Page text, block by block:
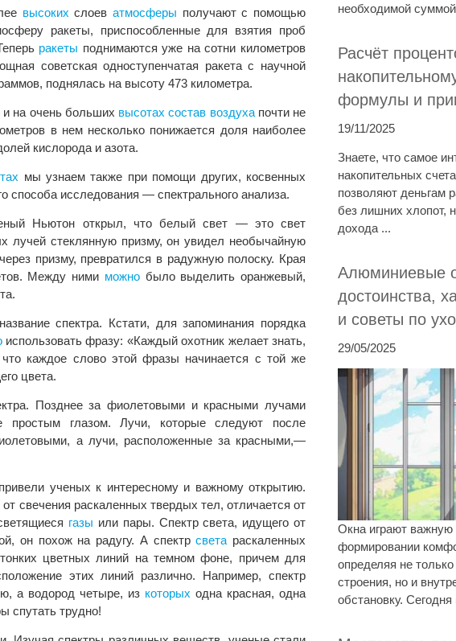
высоких слоев атмосферы получают с помощью
ракеты, приспособленные для взятия проб
ракеты поднимаются уже на сотни километров
советская одноступенчатая ракета с научной
поднялась на высоту 473 километра.
и на очень больших высотах состав воздухапочти не
в нем несколько понижается доля наиболее
кислорода и азота.
мы узнаем также при помощи других, косвенных
способа исследования — спектрального анализа.
Ньютон открыл, что белый свет — это свет
лучей стеклянную призму, он увидел необычайную
призму, превратился в радужную полоску. Края
Между ними можнобыло выделить оранжевый,
спектра. Кстати, для запоминания порядка
использовать фразу: «Каждый охотник желает знать,
каждое слово этой фразы начинается с той же
цвета.
Позднее за фиолетовыми и красными лучами
глазом. Лучи, которые следуют после
а лучи, расположенные за красными,—
ученых к интересному и важному открытию.
свечения раскаленных твердых тел, отличается от
газы или пары. Спектр света, идущего от
он похож на радугу. А спектрсвета раскаленных
цветных линий на темном фоне, причем для
этих линий различно. Например, спектр
а водород четыре, из которых одна красная, одна
спутать трудно!
необходимой
Расчёт
формулы и
19/11/2025
Знаете, что самое
накопительных
позволяют деньгам
без лишних хлопот,
дохода ...
Алюминиевые
достоинства,
и советы по
29/05/2025
Окна играют важную
формировании
определяя не
строения, но и
обстановку.